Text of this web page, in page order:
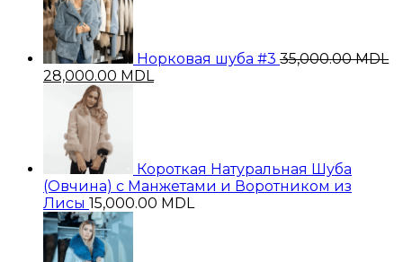
Норковая шуба #3 35,000.00MDL
Первоначальная
составляла
35,000.00 MDL.
28,000.00 MDL
Короткая Натуральная Шуба
(Овчина) с Манжетами и Воротником из
Лисы 15,000.00 MDL